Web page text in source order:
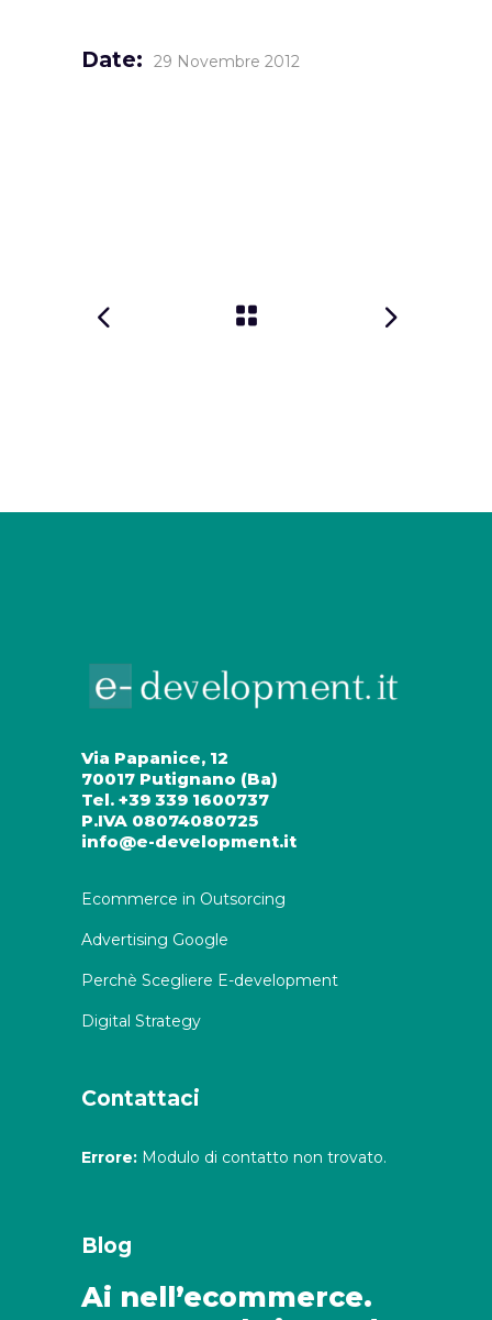
Date: 29 Novembre 2012
Via Papanice, 12
70017 Putignano (Ba)
Tel. +39 339 1600737
P.IVA 08074080725
info@e-development.it
Ecommerce in Outsorcing
Advertising Google
Perchè Scegliere E-development
Digital Strategy
Contattaci
Errore: Modulo di contatto non trovato.
Blog
Ai nell’ecommerce.